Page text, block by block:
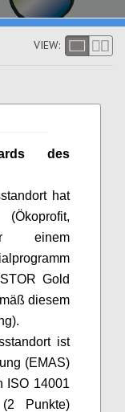
VIEW:
des
hat
einem
Gold
diesem
ist
(EMAS)
ISO 14001
Punkte)